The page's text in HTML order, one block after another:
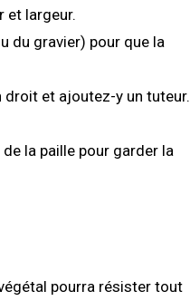
et largeur.
du gravier) pour que la
droit et ajoutez-y un tuteur.
la paille pour garder la
pourra résister tout